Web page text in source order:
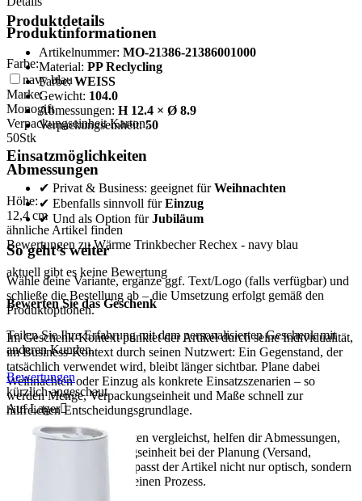
Produktdetails
Artikelnummer: MO-21386-21386001000
Material: PP Reclycling
Farbe:WEISS
Gewicht: 104.0
Abmessungen: H 12.4 × Ø 8.9
Verpackungseinheit:50
Einsatzmöglichkeiten
✔ Privat & Business: geeignet fürWeihnachten
✔ Ebenfalls sinnvoll fürEinzug
✔ Und als Option fürJubiläum
So geht’s weiter
Wähle deine Variante, ergänze ggf. Text/Logo (falls verfügbar) und
schließe die Bestellung ab – die Umsetzung erfolgt gemäß den
Produktoptionen.
Im Geschenk-Kontext punktet der Artikel durch seine Individualität,
im Business-Kontext durch seinen Nutzwert: Ein Gegenstand, der
tatsächlich verwendet wird, bleibt länger sichtbar. Plane dabei
Weihnachten oder Einzug als konkrete Einsatzszenarien – so
werden Menge, Verpackungseinheit und Maße schnell zur
hilfreichen Entscheidungsgrundlage.
Wenn du mehrere Varianten vergleichst, helfen dir Abmessungen,
Gewicht und Verpackungseinheit bei der Planung (Versand,
Lagerung, Ausgabe). So passt der Artikel nicht nur optisch, sondern
auch organisatorisch in deinen Prozess.
Produktinformationen
Farbe:
navy blau
Marke:
Monogift
Verpackungseinheit Karton:
50Stk
Abmessungen
Höhe:
12,4cm
ähnliche Artikel finden
Bewertungen zu Wärme Trinkbecher Rechex - navy blau
aktuell gibt es keine Bewertung
Bewerten Sie das Geschenk
Teilen Sie Ihre Erfahrung mit dem personalisierten Geschenk mit
anderen Kunden.
Bewertungen
kürzlich angeschaut
Auf Lager